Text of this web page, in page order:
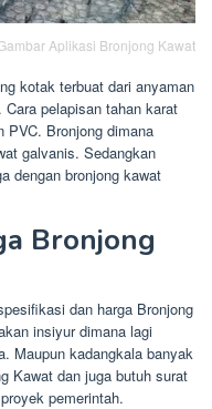
Aplikasi Bronjong Kawat
kotak terbuat dari anyaman
pelapisan tahan karat
PVC. Bronjong dimana
galvanis. Sedangkan
dengan bronjong kawat
Bronjong
dan harga Bronjong
insiyur dimana lagi
Maupun kadangkala banyak
Kawat dan juga butuh surat
pemerintah.